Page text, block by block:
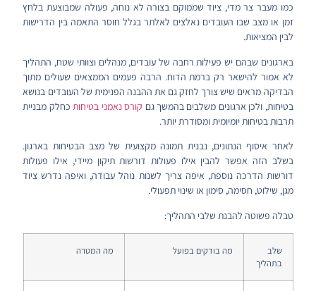
כמו מעבר צר מדי, ציוד שממוקם בצורה לא נוחה, פעולה שמבוצעת בלחץ
זמן או מצב שבו העובדים נאלצים לאלתר בגלל חוסר התאמה בין הדרישות
לבין המציאות.
בארגונים שבהם יש פעילות רחבה של עובדים, מנהלים וצוותי שטח, התהליך
לא אמור להישאר רק ברמת הדוח. הרבה פעמים הממצאים שעולים מתוך
הבדיקה מראים שיש צורך לחזק גם את ההבנה הפנימית של העובדים בנושא
בטיחות, ולכן ארגונים משלבים בהמשך גם קורס נאמני בטיחותכחלק מבניית
תרבות בטיחות יומיומית ומסודרת יותר.
לאחר איסוף הנתונים, נבנית תמונה מקצועית של מצב הבטיחות בארגון.
בשלב הזה אפשר להבין אילו פעולות דורשות תיקון מיידי, אילו פעולות
דורשות הדרכה נוספת, איפה צריך לשנות נוהל עבודה, ואיפה נדרש ציוד
מגן, שילוט, חסימה, סימון או שינוי תפעולי.
טבלה פשוטה להבנת שלבי התהליך:
שלב
בתהליך
מה בודקים בפועל מה המטרה